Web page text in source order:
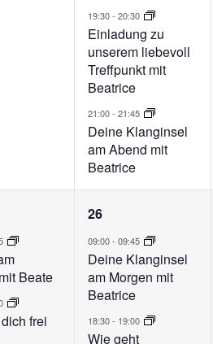
19:30- 20:30
Einladung zu
unserem liebevoll
Treffpunkt mit
Beatrice
21:00- 21:45
Deine Klanginsel
am Abend mit
Beatrice
Beate
frei
4
26
09:00- 09:45
Deine Klanginsel
am Morgen mit
Beatrice
18:30- 19:00
Wie geht